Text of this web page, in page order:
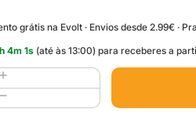
grátis na Evolt · Envios desde 2.99€ ·
h4m0s(até às 13:00) para receberes a